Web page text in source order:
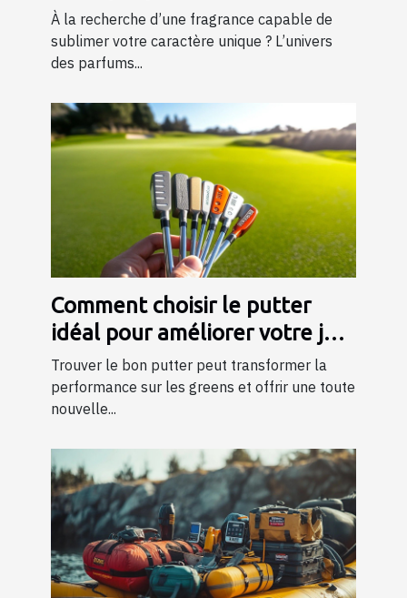
personnalité?
À la recherche d’une fragrance capable de
sublimer votre caractère unique ? L’univers
des parfums...
Comment choisir le putter
idéal pour améliorer votre jeu
?
Trouver le bon putter peut transformer la
performance sur les greens et offrir une toute
nouvelle...